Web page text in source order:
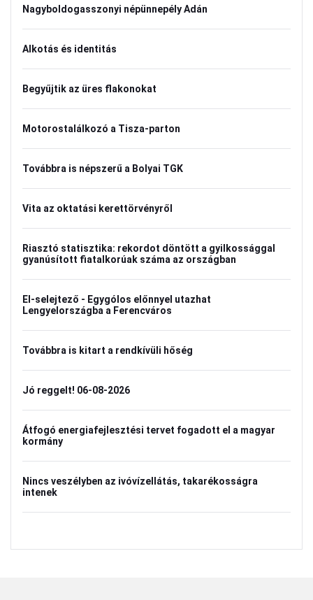
Nagyboldogasszonyi népünnepély Adán
Alkotás és identitás
Begyűjtik az üres flakonokat
Motorostalálkozó a Tisza-parton
Továbbra is népszerű a Bolyai TGK
Vita az oktatási kerettörvényről
Riasztó statisztika: rekordot döntött a gyilkossággal
gyanúsított fiatalkorúak száma az országban
El-selejtező - Egygólos előnnyel utazhat
Lengyelországba a Ferencváros
Továbbra is kitart a rendkívüli hőség
Jó reggelt! 06-08-2026
Átfogó energiafejlesztési tervet fogadott el a magyar
kormány
Nincs veszélyben az ivóvízellátás, takarékosságra
intenek